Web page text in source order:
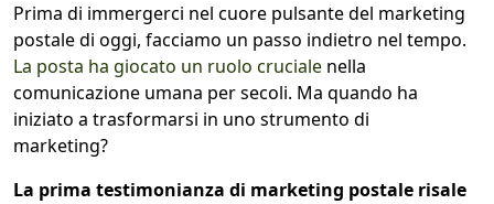
Prima di immergerci nel cuore pulsante del marketing
postale di oggi, facciamo un passo indietro nel tempo.
La posta ha giocato un ruolo cruciale nella
comunicazione umana per secoli. Ma quando ha
iniziato a trasformarsi in uno strumento di
marketing?
La prima testimonianza di marketing postale risale